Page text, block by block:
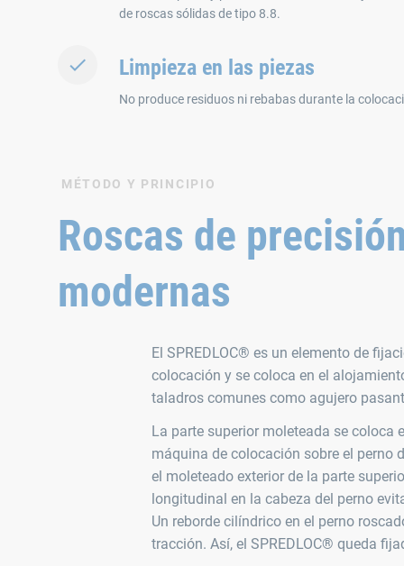
de roscas sólidas de tipo 8.8.
Limpieza en las piezas
No produce residuos ni rebabas durante la
MÉTODO Y PRINCIPIO
Roscas de
modernas
El SPREDLOC® es un elemento de
colocación y se coloca en el
taladros comunes como agujero
La parte superior moleteada se coloca
máquina de colocación sobre el perno
el moleteado exterior de la parte
longitudinal en la cabeza del perno
Un reborde cilíndrico en el perno
tracción. Así, el SPREDLOC® queda